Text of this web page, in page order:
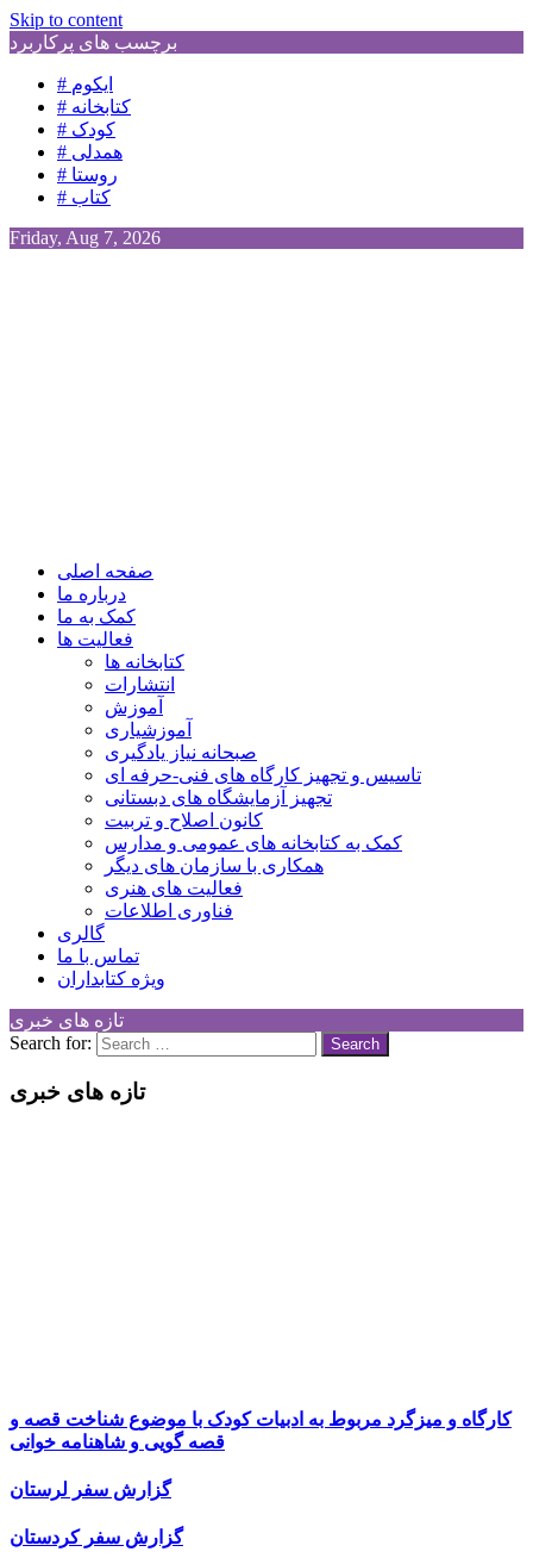
Skip to content
برچسب های پرکاربرد
# ایکوم
# کتابخانه
# کودک
# همدلی
# روستا
# کتاب
Friday, Aug 7, 2026
Children Cultural Development Center
صفحه اصلی
درباره ما
کمک به ما
فعالیت ها
کتابخانه ها
انتشارات
آموزش
آموزشیاری
صبحانه نیاز یادگیری
تاسیس و تجهیز کارگاه های فنی-حرفه ای
تجهیز آزمایشگاه های دبستانی
کانون اصلاح و تربیت
کمک به کتابخانه های عمومی و مدارس
همکاری با سازمان های دیگر
فعالیت های هنری
فناوری اطلاعات
گالری
تماس با ما
ویژه کتابداران
تازه های خبری
Search for:
تازه های خبری
کارگاه و میزگرد مربوط به ادبیات کودک با موضوع شناخت قصه و
قصه گویی و شاهنامه خوانی
گزارش سفر لرستان
گزارش سفر کردستان